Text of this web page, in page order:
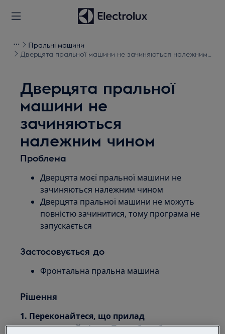
Пральні машини
Дверцята пральної машини не зачиняються належним
Дверцята пральної
машини не
зачиняються
належним чином
Проблема
Дверцята моєї пральної машини не
зачиняються належним чином
Дверцята пральної машини не можуть
повністю зачинитися, тому програма не
запускається
Застосовується до
Фронтальна пральна машина
Рішення
1. Переконайтеся, що прилад
встановлений рівно. Послабте або